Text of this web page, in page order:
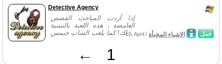
Detective Agency
إذا أردت المباحث القصص
الغامضة ، هذه اللعبة بالنسبة
لك! كما يلعب الشاب جيمس...
حمل 10, April / الاشياء المخبأة
← 1